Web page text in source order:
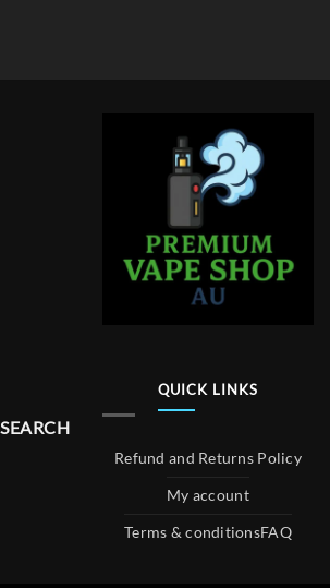
SEARCH
QUICK LINKS
Refund and Returns Policy
My account
Terms & conditionsFAQ